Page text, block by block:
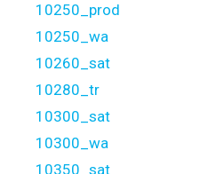
10250_prod
10250_wa
10260_sat
10280_tr
10300_sat
10300_wa
10350_sat